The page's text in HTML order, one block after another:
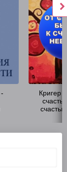
Кригер